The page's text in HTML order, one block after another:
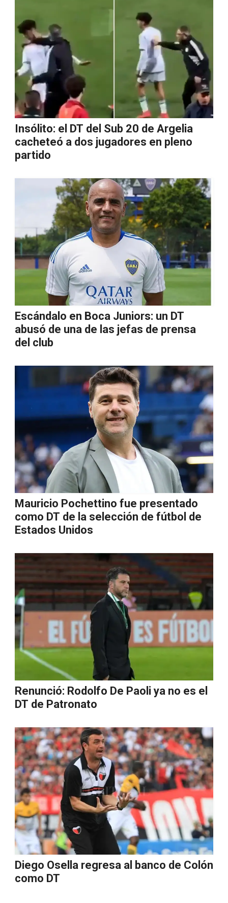
Insólito: el DT del Sub 20 de Argelia
cacheteó a dos jugadores en pleno
partido
Escándalo en Boca Juniors: un DT
abusó de una de las jefas de prensa
del club
Mauricio Pochettino fue presentado
como DT de la selección de fútbol de
Estados Unidos
Renunció: Rodolfo De Paoli ya no es el
DT de Patronato
Diego Osella regresa al banco de Colón
como DT